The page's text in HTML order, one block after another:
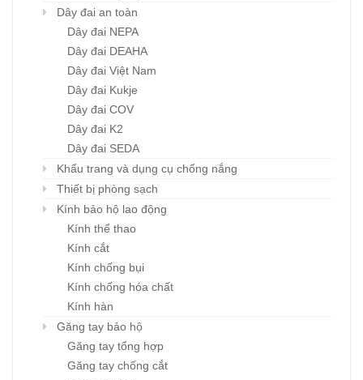
Dây đai an toàn
Dây đai NEPA
Dây đai DEAHA
Dây đai Việt Nam
Dây đai Kukje
Dây đai COV
Dây đai K2
Dây đai SEDA
Khẩu trang và dụng cụ chống nắng
Thiết bị phòng sạch
Kính bảo hộ lao động
Kính thể thao
Kính cắt
Kính chống bụi
Kính chống hóa chất
Kính hàn
Găng tay bảo hộ
Găng tay tổng hợp
Găng tay chống cắt